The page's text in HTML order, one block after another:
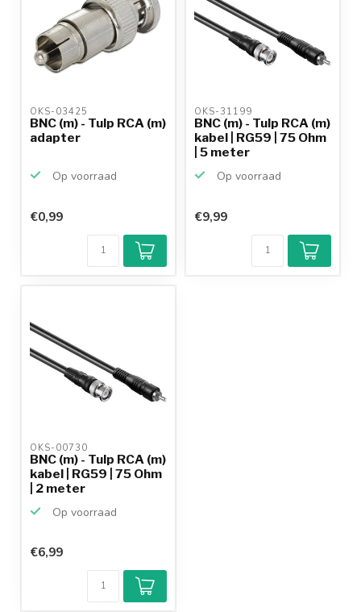
OKS-03425
BNC (m) - Tulp RCA (m)
adapter
Op voorraad
€0,99
OKS-31199
BNC (m) - Tulp RCA (m)
kabel | RG59 | 75 Ohm
| 5 meter
Op voorraad
€9,99
OKS-00730
BNC (m) - Tulp RCA (m)
kabel | RG59 | 75 Ohm
| 2 meter
Op voorraad
€6,99